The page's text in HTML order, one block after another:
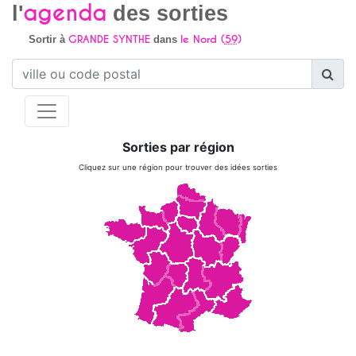
l'agenda des sorties
Sortir à GRANDE SYNTHEdans le Nord (59)
Sorties par région
Cliquez sur une région pour trouver des idées sorties